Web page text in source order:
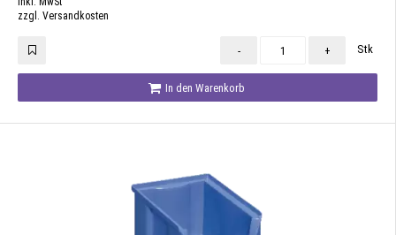
zzgl. Versandkosten
- + Stk
In den Warenkorb